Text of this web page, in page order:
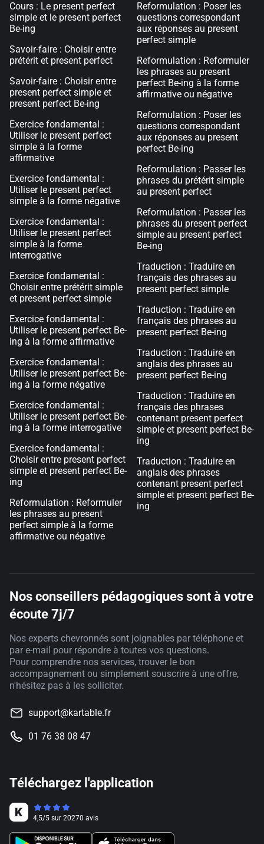
Cours : Le present perfect
simple et le present perfect
Be-ing
Savoir-faire : Choisir entre
prétérit et present perfect
Savoir-faire : Choisir entre
present perfect simple et
present perfect Be-ing
Exercice fondamental :
Utiliser le present perfect
simple à la forme
affirmative
Exercice fondamental :
Utiliser le present perfect
simple à la forme négative
Exercice fondamental :
Utiliser le present perfect
simple à la forme
interrogative
Exercice fondamental :
Choisir entre prétérit simple
et present perfect simple
Exercice fondamental :
Utiliser le present perfect Be-
ing à la forme affirmative
Exercice fondamental :
Utiliser le present perfect Be-
ing à la forme négative
Exercice fondamental :
Utiliser le present perfect Be-
ing à la forme interrogative
Exercice fondamental :
Choisir entre present perfect
simple et present perfect Be-
ing
Reformulation : Reformuler
les phrases au present
perfect simple à la forme
affirmative ou négative
Reformulation : Poser les
questions correspondant
aux réponses au present
perfect simple
Reformulation : Reformuler
les phrases au present
perfect Be-ing à la forme
affirmative ou négative
Reformulation : Poser les
questions correspondant
aux réponses au present
perfect Be-ing
Reformulation : Passer les
phrases du prétérit simple
au present perfect
Reformulation : Passer les
phrases du present perfect
simple au present perfect
Be-ing
Traduction : Traduire en
français des phrases au
present perfect simple
Traduction : Traduire en
français des phrases au
present perfect Be-ing
Traduction : Traduire en
anglais des phrases au
present perfect Be-ing
Traduction : Traduire en
français des phrases
contenant present perfect
simple et present perfect Be-
ing
Traduction : Traduire en
anglais des phrases
contenant present perfect
simple et present perfect Be-
ing
Nos conseillers pédagogiques sont à votre
écoute 7j/7
Nos experts chevronnés sont joignables par téléphone et
par e-mail pour répondre à toutes vos questions.
Pour comprendre nos services, trouver le bon
accompagnement ou simplement souscrire à une offre,
n'hésitez pas à les solliciter.
support@kartable.fr
01 76 38 08 47
Téléchargez l'application
4,5/5 sur 20270 avis